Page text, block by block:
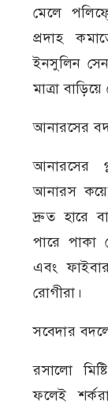
মেলে
প্রদাহ
ইনসুলিন
মাত্রা বাড়িয়ে
আনারসের
আনারসের
আনারস
দ্রুত হারে
পারে পাকা
এবং
রোগীরা।
সবেদার
রসালো
ফলেই